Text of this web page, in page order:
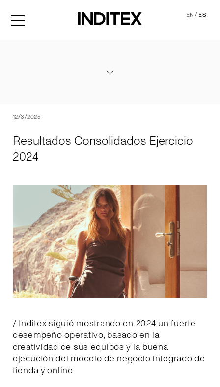
EN/ES
12/3/2025
Resultados Consolidados Ejercicio
2024
/ Inditex siguió mostrando en 2024 un fuerte
desempeño operativo, basado en la
creatividad de sus equipos y la buena
ejecución del modelo de negocio integrado de
tienda y online